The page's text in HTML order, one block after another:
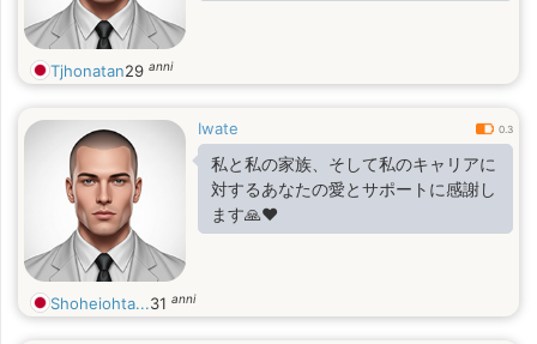
Tjhonatan29 anni
Iwate 0.3
私と私の家族、そして私のキャリアに
対するあなたの愛とサポートに感謝し
ます🙏❤️
Shoheiohta...31 anni